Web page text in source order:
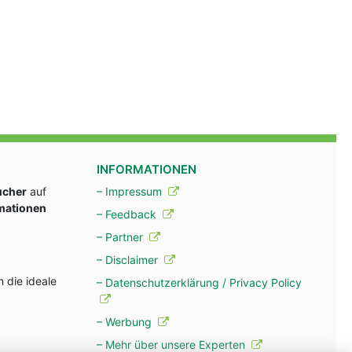
auf
die ideale
INFORMATIONEN
– Impressum
– Feedback
– Partner
– Disclaimer
– Datenschutzerklärung / Privacy Policy
– Werbung
– Mehr über unsere Experten